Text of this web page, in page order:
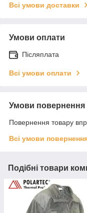
Всі умови доставки
Умови оплати
Післяплата
Всі умови оплати
Умови повернення
Повернення товару
Всі умови
Подібні товари